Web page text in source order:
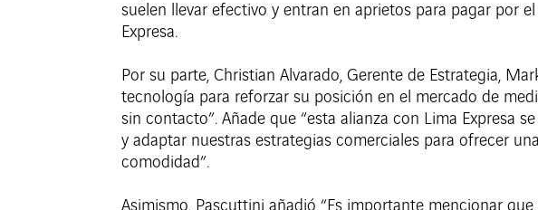
suelen llevar efectivo y entran en aprietos para pagar por
Expresa.
Por su parte, Christian Alvarado, Gerente de Estrategia,
tecnología para reforzar su posición en el mercado de
sin contacto”. Añade que “esta alianza con Lima Expresa
y adaptar nuestras estrategias comerciales para ofrecer
comodidad”.
Asimismo, Pascuttini añadió “Es importante mencionar